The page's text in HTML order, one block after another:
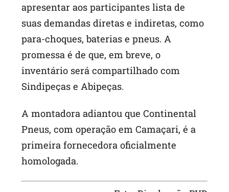
apresentar aos participantes lista de
suas demandas diretas e indiretas, como
para-choques, baterias e pneus. A
promessa é de que, em breve, o
inventário será compartilhado com
Sindipeças e Abipeças.
A montadora adiantou que Continental
Pneus, com operação em Camaçari, é a
primeira fornecedora oficialmente
homologada.